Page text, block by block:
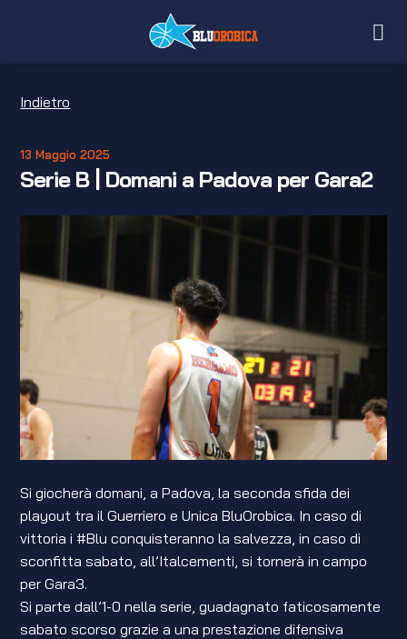
Indietro
13 Maggio 2025
Serie B | Domani a Padova per Gara2
Si giocherà domani, a Padova, la seconda sfida dei
playout tra il Guerriero e Unica BluOrobica. In caso di
vittoria i #Blu conquisteranno la salvezza, in caso di
sconfitta sabato, all’Italcementi, si tornerà in campo
per Gara3.
Si parte dall’1-0 nella serie, guadagnato faticosamente
sabato scorso grazie a una prestazione difensiva